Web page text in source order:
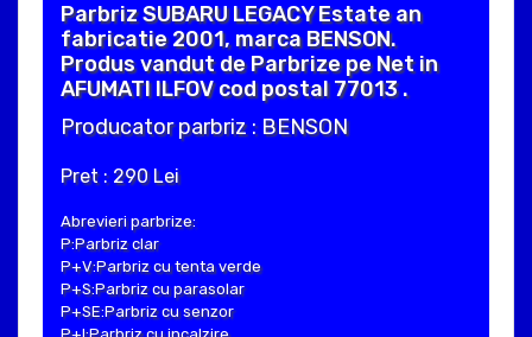
Parbriz SUBARU LEGACY Estate an
fabricatie 2001, marca BENSON.
Produs vandut de Parbrize pe Net in
AFUMATI ILFOV cod postal 77013 .
Producator parbriz : BENSON
Pret : 290 Lei
Abrevieri parbrize:
P:Parbriz clar
P+V:Parbriz cu tenta verde
P+S:Parbriz cu parasolar
P+SE:Parbriz cu senzor